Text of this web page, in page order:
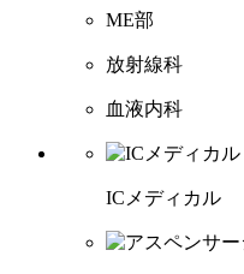
ME部
放射線科
血液内科
ICメディカル